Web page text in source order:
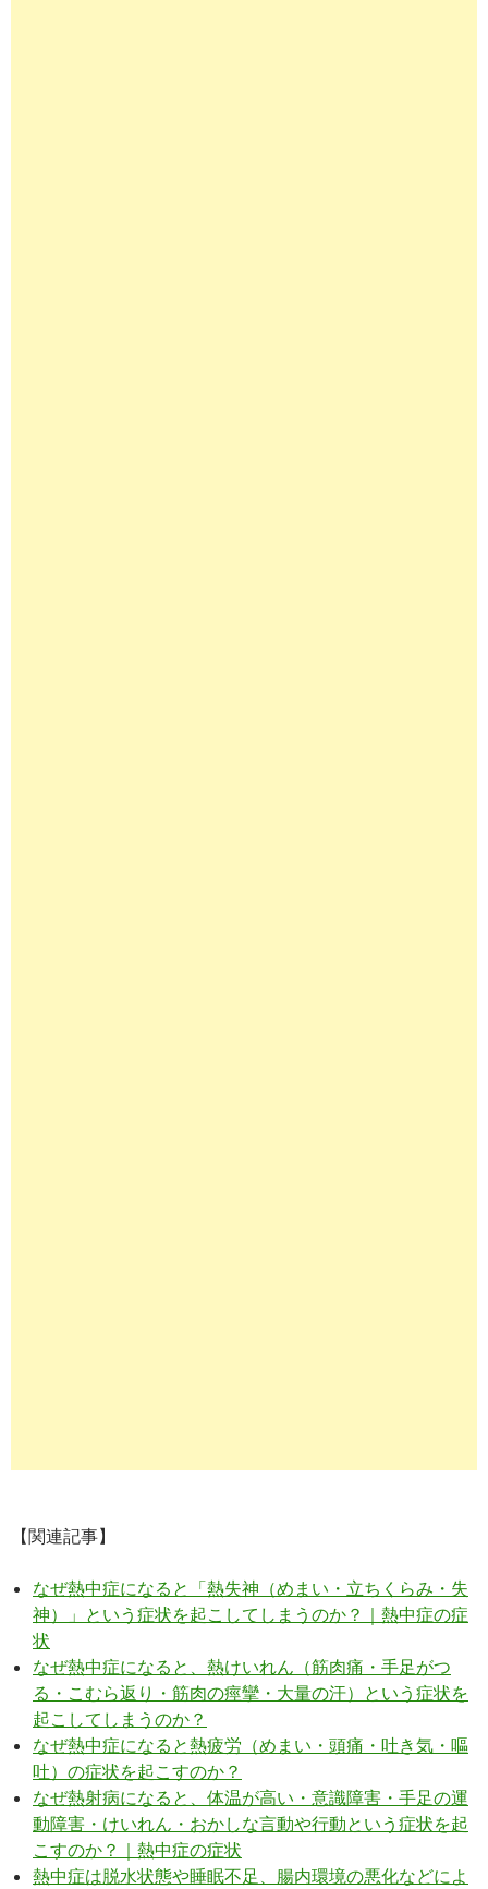
【関連記事】
なぜ熱中症になると「熱失神（めまい・立ちくらみ・失
神）」という症状を起こしてしまうのか？｜熱中症の症
状
なぜ熱中症になると、熱けいれん（筋肉痛・手足がつ
る・こむら返り・筋肉の痙攣・大量の汗）という症状を
起こしてしまうのか？
なぜ熱中症になると熱疲労（めまい・頭痛・吐き気・嘔
吐）の症状を起こすのか？
なぜ熱射病になると、体温が高い・意識障害・手足の運
動障害・けいれん・おかしな言動や行動という症状を起
こすのか？｜熱中症の症状
熱中症は脱水状態や睡眠不足、腸内環境の悪化などによ